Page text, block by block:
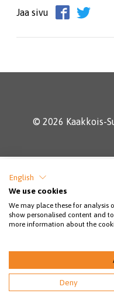
Jaa sivu
© 2026 Kaakkois-
English
We use cookies
We may place these for analysis
show personalised content and
more information about the
Deny